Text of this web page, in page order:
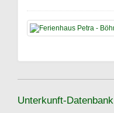
Unterkunft-Datenbank